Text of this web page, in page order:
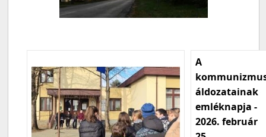
A
áldozatainak
emléknapja -
2026. február